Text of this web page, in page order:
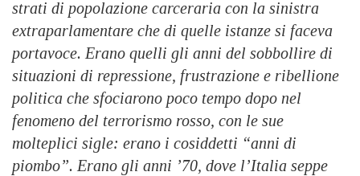
strati di popolazione carceraria con la sinistra
extraparlamentare che di quelle istanze si faceva
portavoce. Erano quelli gli anni del sobbollire di
situazioni di repressione, frustrazione e ribellione
politica che sfociarono poco tempo dopo nel
fenomeno del terrorismo rosso, con le sue
molteplici sigle: erano i cosiddetti “anni di
piombo”. Erano gli anni ’70, dove l’Italia seppe